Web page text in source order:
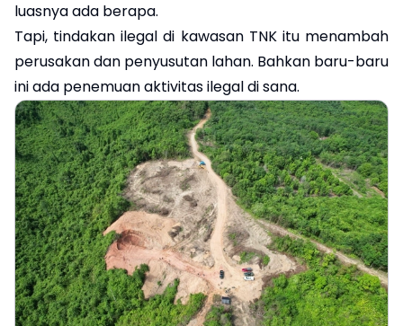
luasnya ada berapa.
Tapi, tindakan ilegal di kawasan TNK itu menambah
perusakan dan penyusutan lahan. Bahkan baru-baru
ini ada penemuan aktivitas ilegal di sana.